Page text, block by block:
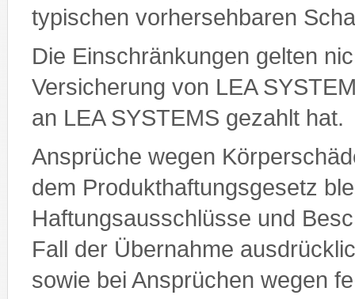
typischen vorhersehbaren
Die Einschränkungen gelten
Versicherung von LEA
an LEA SYSTEMS gezahlt hat.
Ansprüche wegen
dem Produkthaftungsgesetz
Haftungsausschlüsse und
Fall der Übernahme
sowie bei Ansprüchen wegen